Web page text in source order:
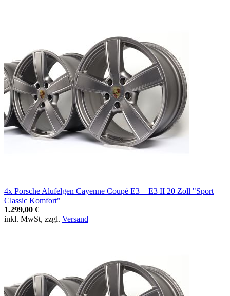
4x Porsche Alufelgen Cayenne Coupé E3 + E3 II 20 Zoll "Sport
Classic Komfort"
1.299,00 €
inkl. MwSt, zzgl. Versand